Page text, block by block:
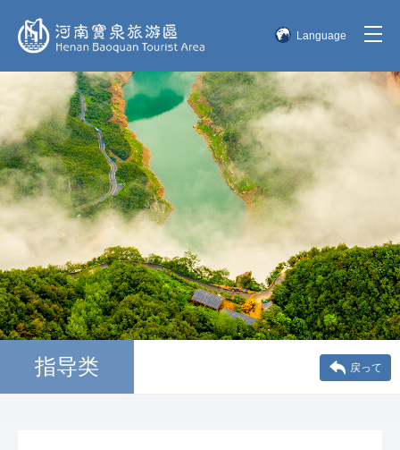
Language
English
한국어
日本語
指导类 戻って